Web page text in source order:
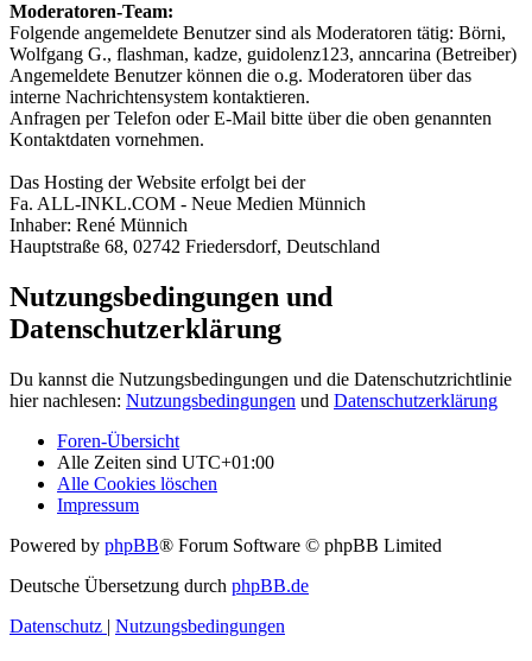
Moderatoren-Team:
Folgende angemeldete Benutzer sind als Moderatoren tätig: Börni,
Wolfgang G., flashman, kadze, guidolenz123, anncarina (Betreiber)
Angemeldete Benutzer können die o.g. Moderatoren über das
interne Nachrichtensystem kontaktieren.
Anfragen per Telefon oder E-Mail bitte über die oben genannten
Kontaktdaten vornehmen.
Das Hosting der Website erfolgt bei der
Fa. ALL-INKL.COM - Neue Medien Münnich
Inhaber: René Münnich
Hauptstraße 68, 02742 Friedersdorf, Deutschland
Nutzungsbedingungen und
Datenschutzerklärung
Du kannst die Nutzungsbedingungen und die Datenschutzrichtlinie
hier nachlesen: Nutzungsbedingungen und Datenschutzerklärung
Foren-Übersicht
Alle Zeiten sind UTC+01:00
Alle Cookies löschen
Impressum
Powered by phpBB® Forum Software © phpBB Limited
Deutsche Übersetzung durch phpBB.de
Datenschutz | Nutzungsbedingungen